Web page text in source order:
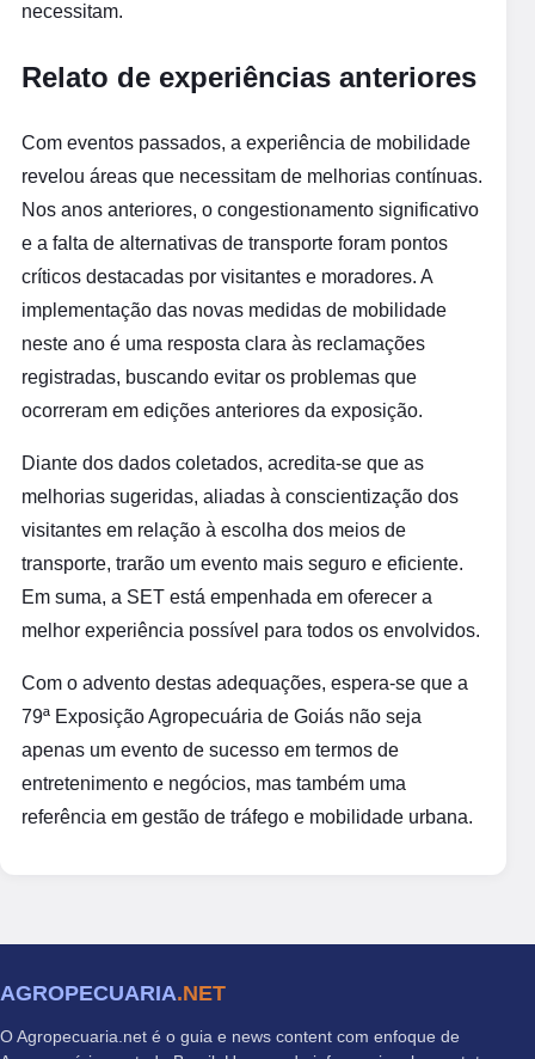
necessitam.
Relato de experiências anteriores
Com eventos passados, a experiência de mobilidade
revelou áreas que necessitam de melhorias contínuas.
Nos anos anteriores, o congestionamento significativo
e a falta de alternativas de transporte foram pontos
críticos destacadas por visitantes e moradores. A
implementação das novas medidas de mobilidade
neste ano é uma resposta clara às reclamações
registradas, buscando evitar os problemas que
ocorreram em edições anteriores da exposição.
Diante dos dados coletados, acredita-se que as
melhorias sugeridas, aliadas à conscientização dos
visitantes em relação à escolha dos meios de
transporte, trarão um evento mais seguro e eficiente.
Em suma, a SET está empenhada em oferecer a
melhor experiência possível para todos os envolvidos.
Com o advento destas adequações, espera-se que a
79ª Exposição Agropecuária de Goiás não seja
apenas um evento de sucesso em termos de
entretenimento e negócios, mas também uma
referência em gestão de tráfego e mobilidade urbana.
AGROPECUARIA.NET
O Agropecuaria.net é o guia e news content com enfoque de